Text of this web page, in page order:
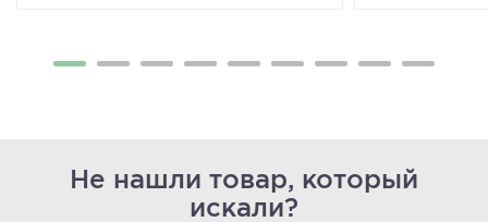
Не нашли товар, который
искали?